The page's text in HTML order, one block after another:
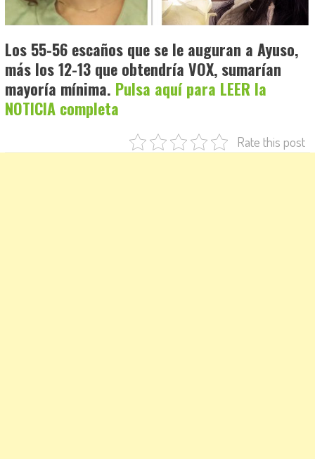
Los 55-56 escaños que se le auguran a Ayuso,
más los 12-13 que obtendría VOX, sumarían
mayoría mínima. Pulsa aquí para LEER la
NOTICIA completa
Rate this post